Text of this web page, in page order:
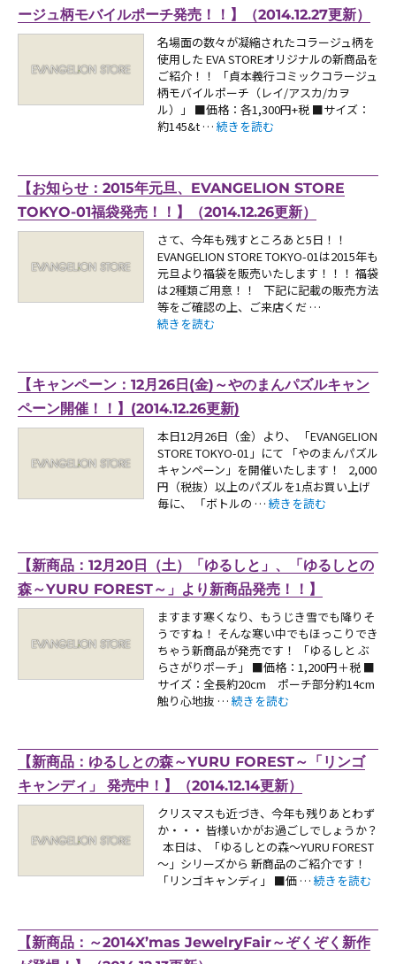
ージュ柄モバイルポーチ発売！！】（2014.12.27更新）
名場面の数々が凝縮されたコラージュ柄を
使用した EVA STOREオリジナルの新商品を
ご紹介！！ 「貞本義行コミックコラージュ
柄モバイルポーチ（レイ/アスカ/カヲ
ル）」 ■価格：各1,300円+税 ■サイズ：
約145&t … “【新商品：本日12月27日（土）
続きを読む
【お知らせ：2015年元旦、EVANGELION STORE
TOKYO-01福袋発売！！】（2014.12.26更新）
さて、今年も残すところあと5日！！
EVANGELION STORE TOKYO-01は2015年も
元旦より福袋を販売いたします！！！ 福袋
は2種類ご用意！！ 下記に記載の販売方法
等をご確認の上、ご来店くだ …
“【お知らせ：2015年元旦、EVANGELION
続きを読む
【キャンペーン：12月26日(金)～やのまんパズルキャン
ペーン開催！！】(2014.12.26更新)
本日12月26日（金）より、 「EVANGELION
STORE TOKYO-01」にて 「やのまんパズル
キャンペーン」を開催いたします！ 2,000
円（税抜）以上のパズルを1点お買い上げ
毎に、 「ボトルの … “【キャンペーン：12月
続きを読む
【新商品：12月20日（土）「ゆるしと」、「ゆるしとの
森～YURU FOREST～」より新商品発売！！】
ますます寒くなり、もうじき雪でも降りそ
うですね！ そんな寒い中でもほっこりでき
ちゃう新商品が発売です！ 「ゆるしと ぶ
らさがりポーチ」 ■価格：1,200円＋税 ■
サイズ：全長約20cm ポーチ部分約14cm
触り心地抜 … “【新商品：12月20日（土）「
続きを読む
【新商品：ゆるしとの森～YURU FOREST～「リンゴ
キャンディ」 発売中！】（2014.12.14更新）
クリスマスも近づき、今年も残りあとわず
か・・・ 皆様いかがお過ごしでしょうか？
本日は、「ゆるしとの森～YURU FOREST
～」シリーズから 新商品のご紹介です！
「リンゴキャンディ」 ■価 … “【新商品：ゆ
続きを読む
【新商品：～2014X’mas JewelryFair～ぞくぞく新作